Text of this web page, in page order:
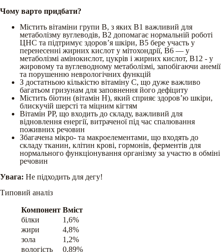
Чому варто придбати?
Містить вітаміни групи B, з яких В1 важливий для
метаболізму вуглеводів, В2 допомагає нормальній роботі
ЦНС та підтримує здоров’я шкіри, B5 бере участь у
перенесенні жирних кислот у мітохондрії, В6 — у
метаболізмі амінокислот, цукрів і жирних кислот, В12 - у
жировому та вуглеводному метаболізмі, запобігаючи анемії
та порушенню неврологічних функцій
З достатньою кількістю вітаміну С, що дуже важливо
багатьом гризунам для заповнення його дефіциту
Містить біотин (вітамін Н), який сприяє здоров’ю шкіри,
блискучій шерсті та міцним кігтям
Вітамін РР, що входить до складу, важливий для
відновлення енергії, витраченої під час спалювання
поживних речовин
Збагачена мікро- та макроелементами, що входять до
складу тканин, клітин крові, гормонів, ферментів для
нормального функціонування організму за участю в обміні
речовин
Увага: Не підходить для дегу!
Типовий аналіз
Компонент Вміст
білки
1,6%
жири
4,8%
зола
1,2%
вологість
0,89%